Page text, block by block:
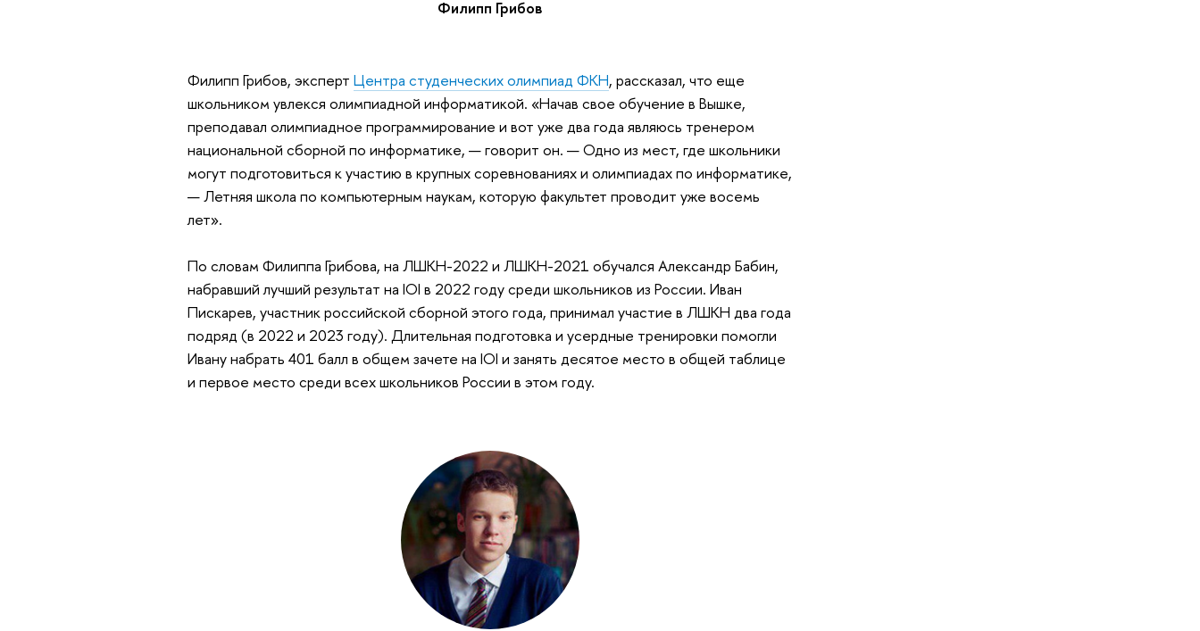
Филипп Грибов
Филипп Грибов, эксперт Центра студенческих олимпиад ФКН, рассказал, что еще
школьником увлекся олимпиадной информатикой. «Начав свое обучение в Вышке,
преподавал олимпиадное программирование и вот уже два года являюсь тренером
национальной сборной по информатике, — говорит он. — Одно из мест, где школьники
могут подготовиться к участию в крупных соревнованиях и олимпиадах по информатике,
— Летняя школа по компьютерным наукам, которую факультет проводит уже восемь
лет».
По словам Филиппа Грибова, на ЛШКН-2022 и ЛШКН-2021 обучался Александр Бабин,
набравший лучший результат на IOI в 2022 году среди школьников из России. Иван
Пискарев, участник российской сборной этого года, принимал участие в ЛШКН два года
подряд (в 2022 и 2023 году). Длительная подготовка и усердные тренировки помогли
Ивану набрать 401 балл в общем зачете на IOI и занять десятое место в общей таблице
и первое место среди всех школьников России в этом году.